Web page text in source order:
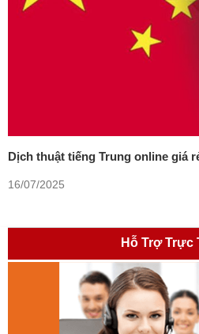
Dịch thuật tiếng Trung online giá
16/07/2025
Hỗ Trợ Trực